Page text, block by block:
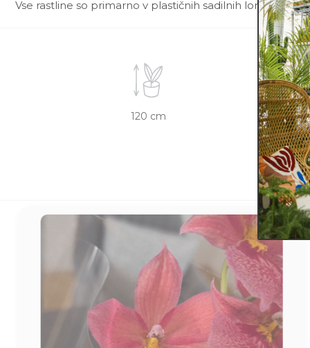
Vse rastline so primarno v plastičnih sadilnih lončkih.
120 cm 27